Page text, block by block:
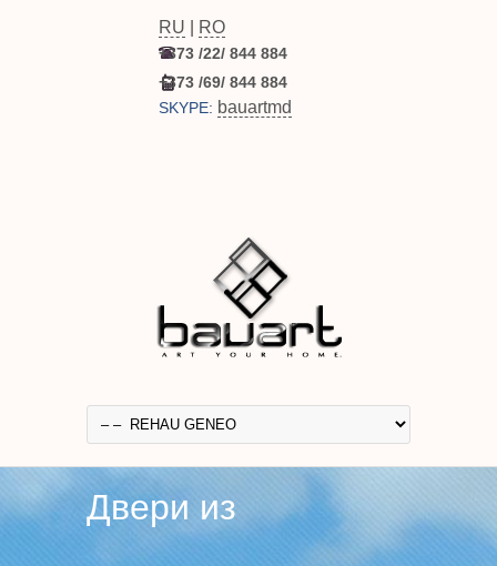
RU RO
+373 /22/ 844 884
+373 /69/ 844 884
SKYPE: bauartmd
Двери из